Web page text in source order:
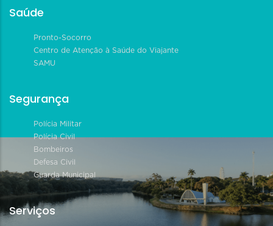
Saúde
Pronto-Socorro
Centro de Atenção à Saúde do Viajante
SAMU
Segurança
Polícia Militar
Polícia Civil
Bombeiros
Defesa Civil
Guarda Municipal
Serviços